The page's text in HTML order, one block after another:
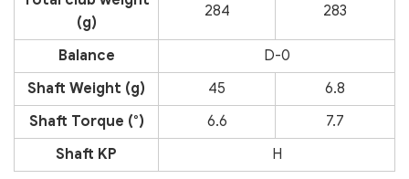
(g)
284 283
Balance
D-0
Shaft Weight (g)
45
6.8
Shaft Torque (°)
6.6
7.7
Shaft KP
H